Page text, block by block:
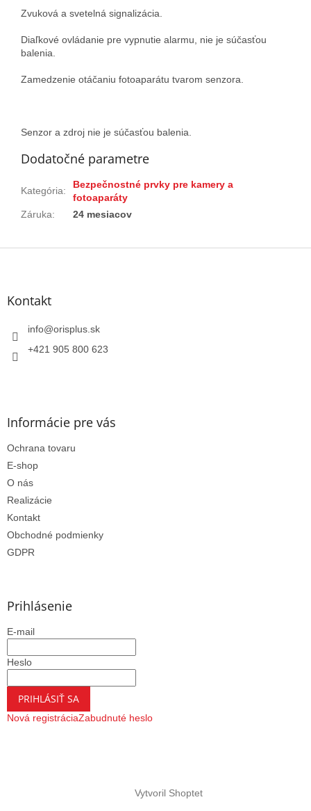
Zvuková a svetelná signalizácia.
Diaľkové ovládanie pre vypnutie alarmu, nie je súčasťou
balenia.
Zamedzenie otáčaniu fotoaparátu tvarom senzora.
Senzor a zdroj nie je súčasťou balenia.
Dodatočné parametre
Kategória:
Bezpečnostné prvky pre kamery a
fotoaparáty
Záruka: 24 mesiacov
Z
Kontakt
info@orisplus.sk
+421 905 800 623
Informácie pre vás
Ochrana tovaru
E-shop
O nás
Realizácie
Kontakt
Obchodné podmienky
GDPR
Prihlásenie
E-mail
Heslo
PRIHLÁSIŤ SA
Nová registráciaZabudnuté heslo
Vytvoril Shoptet